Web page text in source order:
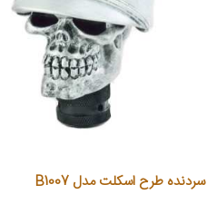
سردنده طرح اسکلت مدل B1007